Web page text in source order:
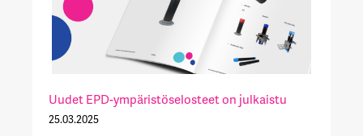
Uudet EPD-ympäristöselosteet on julkaistu
25.03.2025